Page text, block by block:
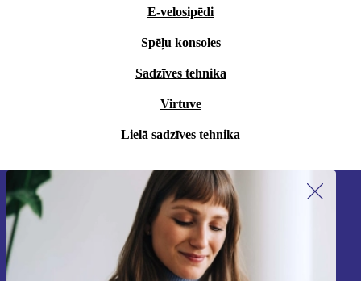
E-velosipēdi
Spēļu konsoles
Sadzīves tehnika
Virtuve
Lielā sadzīves tehnika
Piesakieties mūsu jaunumu
saņemšanai!
Nekad vairs nepalaidiet garām nevienu
piedāvājumu.